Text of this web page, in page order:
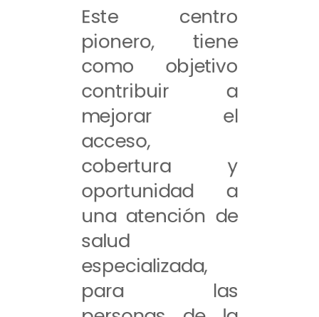
Este centro
pionero, tiene
como objetivo
contribuir a
mejorar el
acceso,
cobertura y
oportunidad a
una atención de
salud
especializada,
para las